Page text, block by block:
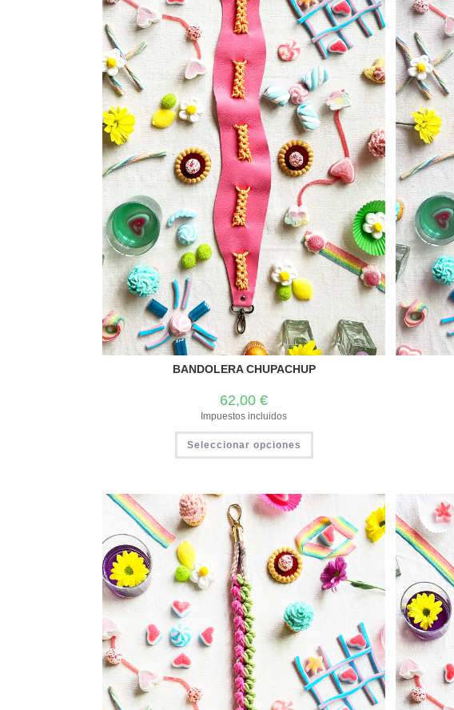
BANDOLERA CHUPACHUP
62,00€
Impuestos incluidos
Seleccionar opciones